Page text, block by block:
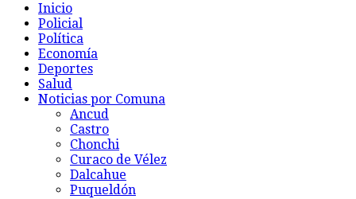
Inicio
Policial
Política
Economía
Deportes
Salud
Noticias por Comuna
Ancud
Castro
Chonchi
Curaco de Vélez
Dalcahue
Puqueldón